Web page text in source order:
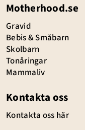
Motherhood.se
Gravid
Bebis & Småbarn
Skolbarn
Tonåringar
Mammaliv
Kontakta oss
Kontakta oss här